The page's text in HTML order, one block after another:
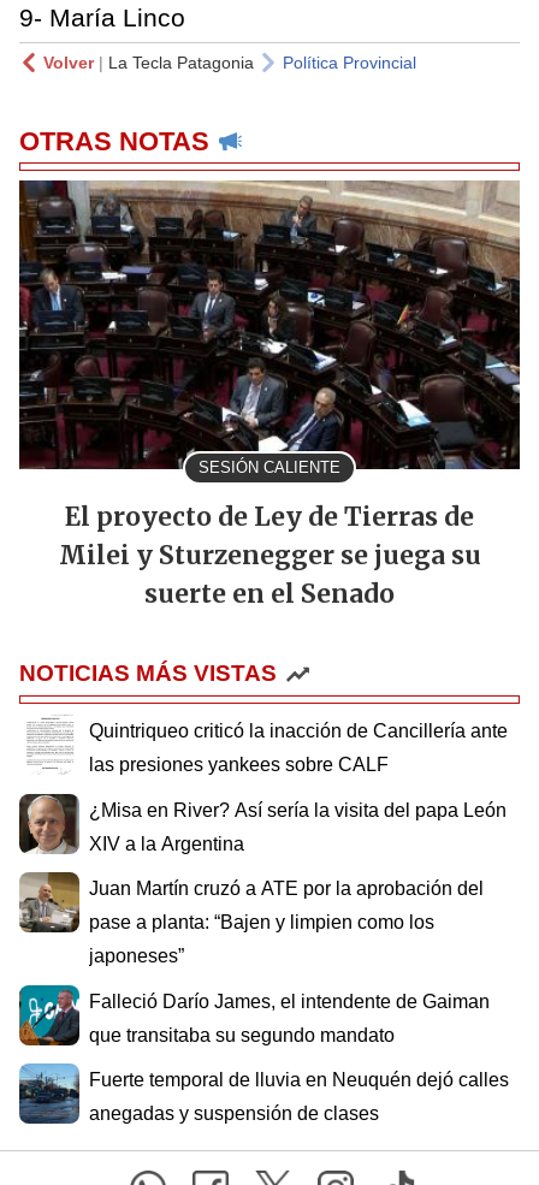
9- María Linco
Volver| La Tecla Patagonia Política Provincial
OTRAS NOTAS
SESIÓN CALIENTE
El proyecto de Ley de Tierras de
Milei y Sturzenegger se juega su
suerte en el Senado
NOTICIAS MÁS VISTAS
Quintriqueo criticó la inacción de Cancillería ante
las presiones yankees sobre CALF
¿Misa en River? Así sería la visita del papa León
XIV a la Argentina
Juan Martín cruzó a ATE por la aprobación del
pase a planta: “Bajen y limpien como los
japoneses”
Falleció Darío James, el intendente de Gaiman
que transitaba su segundo mandato
Fuerte temporal de lluvia en Neuquén dejó calles
anegadas y suspensión de clases